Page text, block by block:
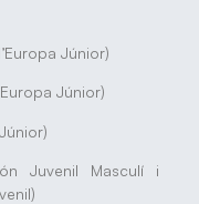
Júnior)
Júnior)
Juvenil Masculí i